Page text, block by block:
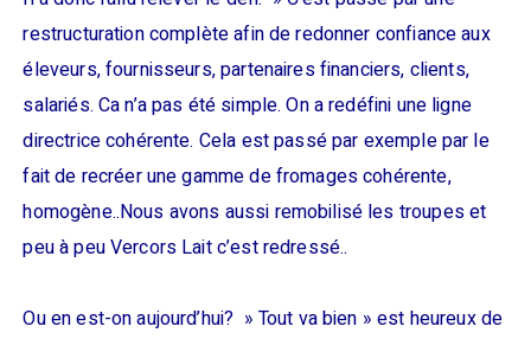
restructuration complète afin de redonner confiance aux
éleveurs, fournisseurs, partenaires financiers, clients,
salariés. Ca n’a pas été simple. On a redéfini une ligne
directrice cohérente. Cela est passé par exemple par le
fait de recréer une gamme de fromages cohérente,
homogène..Nous avons aussi remobilisé les troupes et
peu à peu Vercors Lait c’est redressé..
Ou en est-on aujourd’hui? » Tout va bien » est heureux de